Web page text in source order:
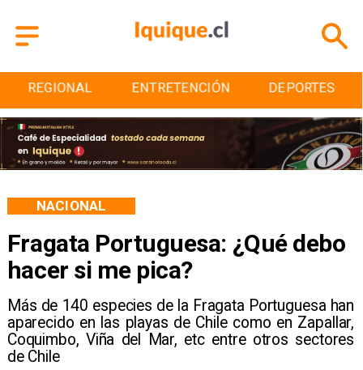
ENTRETENCIÓN DEPORTES CULTURA
Fragata Portuguesa: ¿Qué debo
hacer si me pica?
Más de 140 especies de la Fragata Portuguesa han
aparecido en las playas de Chile como en Zapallar,
Coquimbo, Viña del Mar, etc entre otros sectores
de Chile
NACIONAL